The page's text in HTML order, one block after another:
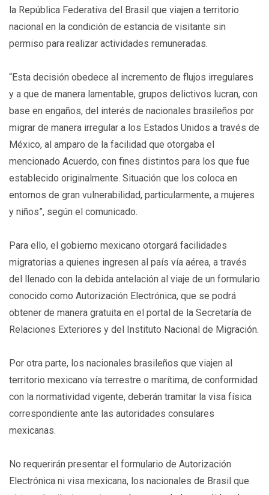
la República Federativa del Brasil que viajen a territorio
nacional en la condición de estancia de visitante sin
permiso para realizar actividades remuneradas.
“Esta decisión obedece al incremento de flujos irregulares
y a que de manera lamentable, grupos delictivos lucran, con
base en engaños, del interés de nacionales brasileños por
migrar de manera irregular a los Estados Unidos a través de
México, al amparo de la facilidad que otorgaba el
mencionado Acuerdo, con fines distintos para los que fue
establecido originalmente. Situación que los coloca en
entornos de gran vulnerabilidad, particularmente, a mujeres
y niños”, según el comunicado.
Para ello, el gobierno mexicano otorgará facilidades
migratorias a quienes ingresen al país vía aérea, a través
del llenado con la debida antelación al viaje de un formulario
conocido como Autorización Electrónica, que se podrá
obtener de manera gratuita en el portal de la Secretaría de
Relaciones Exteriores y del Instituto Nacional de Migración.
Por otra parte, los nacionales brasileños que viajen al
territorio mexicano vía terrestre o marítima, de conformidad
con la normatividad vigente, deberán tramitar la visa física
correspondiente ante las autoridades consulares
mexicanas.
No requerirán presentar el formulario de Autorización
Electrónica ni visa mexicana, los nacionales de Brasil que